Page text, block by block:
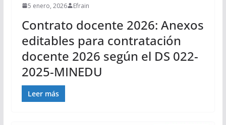
5 enero, 2026 Efrain
Contrato docente 2026: Anexos
editables para contratación
docente 2026 según el DS 022-
2025-MINEDU
Leer más